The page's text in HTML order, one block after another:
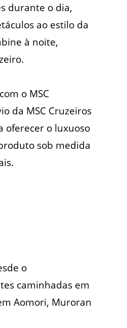
durante o dia,
ao estilo da
à noite,
o MSC
da MSC Cruzeiros
oferecer o luxuoso
sob medida
o
caminhadas em
Aomori, Muroran